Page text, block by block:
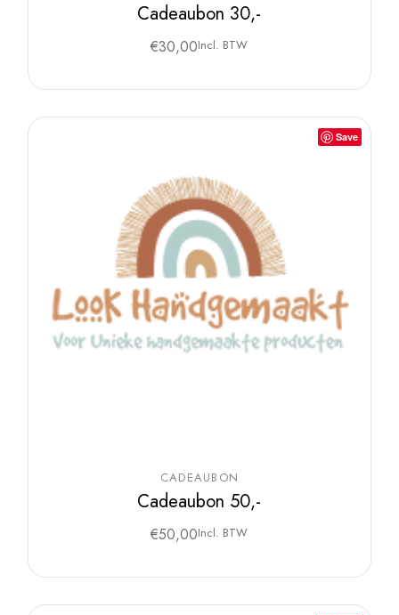
Cadeaubon 30,-
€30,00Incl. BTW
Save
CADEAUBON
Cadeaubon 50,-
€50,00Incl. BTW